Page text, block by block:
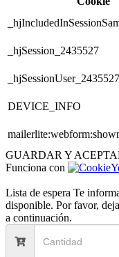
_hjSession_2435527
_hjSessionUser_2435527
DEVICE_INFO
GUARDAR Y
Funciona con
Lista de espera Te
disponible. Por favor,
a continuación.